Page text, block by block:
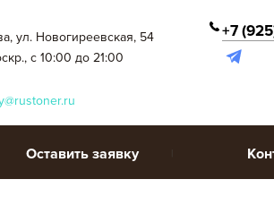
ул. Новогиреевская, 54
с 10:00 до 21:00
+7
Оставить заявку